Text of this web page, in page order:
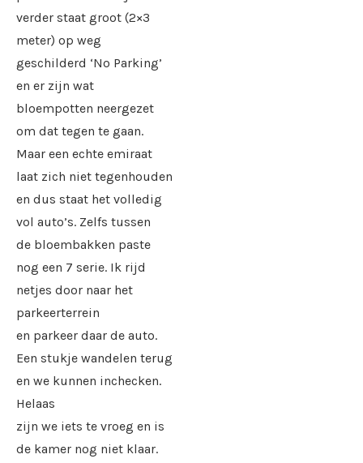
verder staat groot (2×3
meter) op weg
geschilderd ‘No Parking’
en er zijn wat
bloempotten neergezet
om dat tegen te gaan.
Maar een echte emiraat
laat zich niet tegenhouden
en dus staat het volledig
vol auto’s. Zelfs tussen
de bloembakken paste
nog een 7 serie. Ik rijd
netjes door naar het
parkeerterrein
en parkeer daar de auto.
Een stukje wandelen terug
en we kunnen inchecken.
Helaas
zijn we iets te vroeg en is
de kamer nog niet klaar.